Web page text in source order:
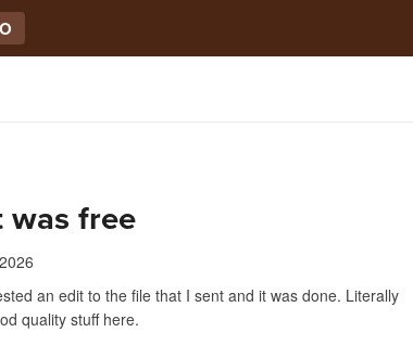
was free
an edit to the file that I sent and it was done. Literally
quality stuff here.